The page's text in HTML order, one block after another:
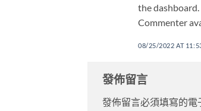
the dashboard.
Commenter
08/25/2022 AT
發佈留言
發佈留言必須填寫的電